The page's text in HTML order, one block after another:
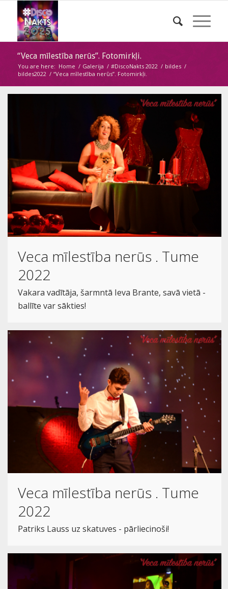
“Veca mīlestība nerūs”. Fotomirkļi.
You are here: Home / Galerija / #DiscoNakts 2022 / bildes /
bildes2022 / “Veca mīlestība nerūs”. Fotomirkļi.
Veca mīlestība nerūs . Tume
2022
Vakara vadītāja, šarmntā Ieva Brante, savā vietā -
ballīte var sākties!
Veca mīlestība nerūs . Tume
2022
Patriks Lauss uz skatuves - pārliecinoši!